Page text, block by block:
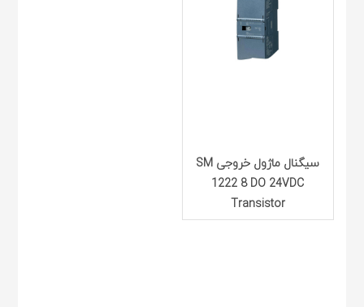
سیگنال ماژول خروجی SM
1222 8 DO 24VDC
Transistor